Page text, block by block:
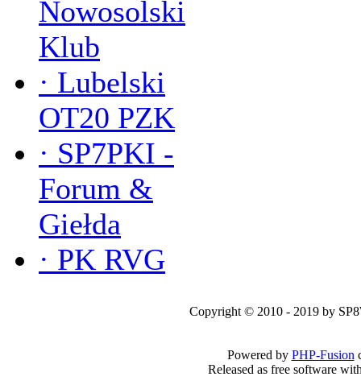
Nowosolski
Klub
· Lubelski
OT20 PZK
· SP7PKI -
Forum &
Giełda
· PK RVG
Copyright © 2010 - 2019 by
Powered by PHP-Fusion
Released as free software